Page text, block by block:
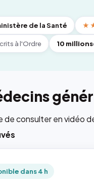
de la Santé
à l'Ordre 10 millions
de consulter en vidéo
dans 4 h